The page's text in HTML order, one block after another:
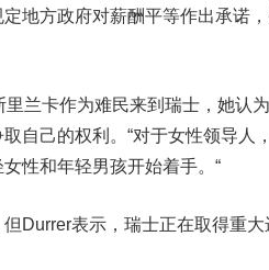
方政府对薪酬平等作出承诺，
卡作为难民来到瑞士，她认
自己的权利。“对于女性领导人
性和年轻男孩开始着手。“
表示，瑞士正在取得重大